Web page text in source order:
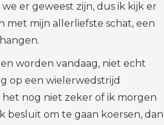
er geweest zijn, dus ik kijk er
met mijn allerliefste schat, een
worden vandaag, niet echt
op een wielerwedstrijd
nog niet zeker of ik morgen
besluit om te gaan koersen, dan